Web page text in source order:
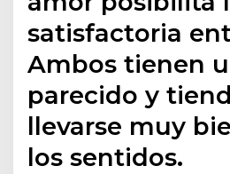
satisfactoria
Ambos tienen
parecido y
llevarse muy
los sentidos.